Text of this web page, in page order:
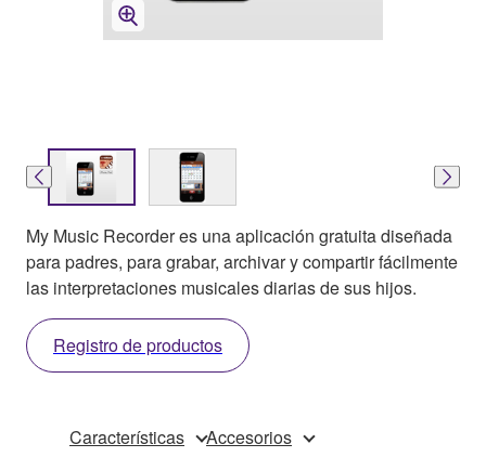
My Music Recorder es una aplicación gratuita diseñada
para padres, para grabar, archivar y compartir fácilmente
las interpretaciones musicales diarias de sus hijos.
Registro de productos
Características Accesorios